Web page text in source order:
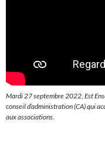
Mardi 27 septembre 2022, Est
conseil d’administration (CA) qui
aux associations.